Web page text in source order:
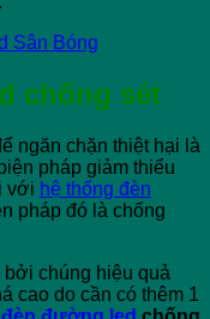
Sân Bóng
chống sét
ngăn chặn thiệt hại là
pháp giảm thiểu
với hệ thống đèn
pháp đó là chống
chúng hiệu quả
cao do cần có thêm 1